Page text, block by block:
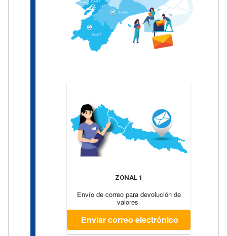
ZONAL 1
Envío de correo para devolución de
valores
Enviar correo electrónico